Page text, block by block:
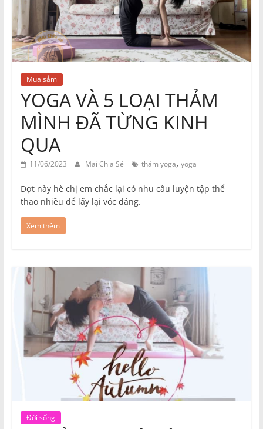
Mua sắm
YOGA VÀ 5 LOẠI THẢM
MÌNH ĐÃ TỪNG KINH
QUA
11/06/2023 Mai Chia Sẻ thảm yoga, yoga
Đợt này hè chị em chắc lại có nhu cầu luyện tập thể
thao nhiều để lấy lại vóc dáng.
Xem thêm
Đời sống